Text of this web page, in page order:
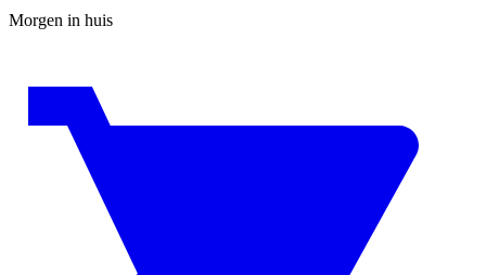
Morgen in huis